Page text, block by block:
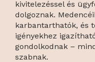
kivitelezéssel és
dolgoznak.
karbantarthatók, és
igényekhez
gondolkodnak –
szabnak.